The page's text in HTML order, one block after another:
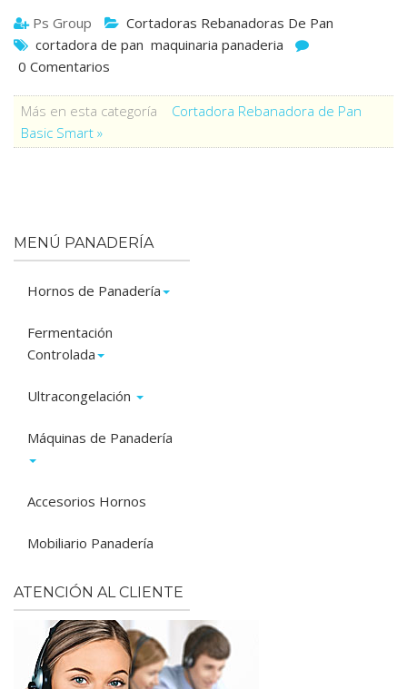
Ps Group
Cortadoras Rebanadoras De Pan
cortadora de pan maquinaria panaderia
0 Comentarios
Más en esta categoría
Cortadora Rebanadora de Pan
Basic Smart »
MENÚ PANADERÍA
Hornos de Panadería
Fermentación
Controlada
Ultracongelación
Máquinas de Panadería
Accesorios Hornos
Mobiliario Panadería
ATENCIÓN AL CLIENTE